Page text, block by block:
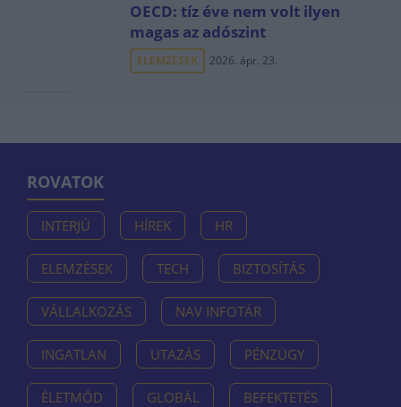
OECD: tíz éve nem volt ilyen
magas az adószint
ELEMZÉSEK 2026. ápr. 23.
ROVATOK
INTERJÚ HÍREK HR
ELEMZÉSEK TECH BIZTOSÍTÁS
VÁLLALKOZÁS NAV INFOTÁR
INGATLAN UTAZÁS PÉNZÜGY
ÉLETMÓD GLOBÁL BEFEKTETÉS